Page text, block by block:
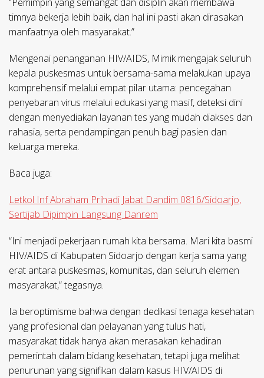
timnya bekerja lebih baik, dan hal ini pasti akan dirasakan
manfaatnya oleh masyarakat.”
Mengenai penanganan HIV/AIDS, Mimik mengajak seluruh
kepala puskesmas untuk bersama-sama melakukan upaya
komprehensif melalui empat pilar utama: pencegahan
penyebaran virus melalui edukasi yang masif, deteksi dini
dengan menyediakan layanan tes yang mudah diakses dan
rahasia, serta pendampingan penuh bagi pasien dan
keluarga mereka.
Baca juga:
Letkol Inf Abraham Prihadi Jabat Dandim 0816/Sidoarjo,
Sertijab Dipimpin Langsung Danrem
“Ini menjadi pekerjaan rumah kita bersama. Mari kita basmi
HIV/AIDS di Kabupaten Sidoarjo dengan kerja sama yang
erat antara puskesmas, komunitas, dan seluruh elemen
masyarakat,” tegasnya.
Ia beroptimisme bahwa dengan dedikasi tenaga kesehatan
yang profesional dan pelayanan yang tulus hati,
masyarakat tidak hanya akan merasakan kehadiran
pemerintah dalam bidang kesehatan, tetapi juga melihat
penurunan yang signifikan dalam kasus HIV/AIDS di